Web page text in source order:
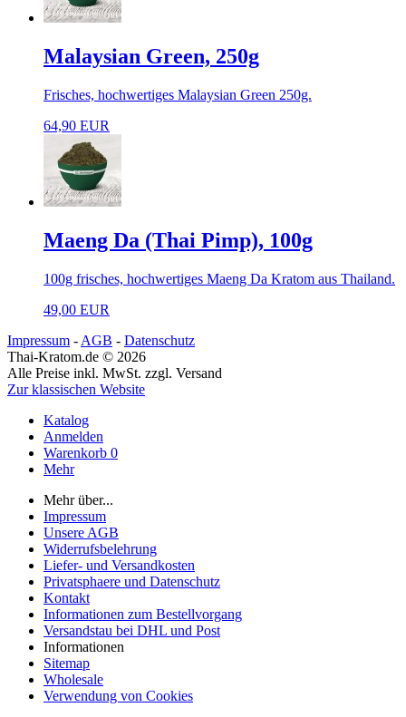
Malaysian Green, 250g
Frisches, hochwertiges Malaysian Green 250g.
64,90 EUR
Maeng Da (Thai Pimp), 100g
100g frisches, hochwertiges Maeng Da Kratom aus Thailand.
49,00 EUR
Impressum - AGB - Datenschutz
Thai-Kratom.de © 2026
Alle Preise inkl. MwSt. zzgl. Versand
Zur klassischen Website
Katalog
Anmelden
Warenkorb 0
Mehr
Mehr über...
Impressum
Unsere AGB
Widerrufsbelehrung
Liefer- und Versandkosten
Privatsphaere und Datenschutz
Kontakt
Informationen zum Bestellvorgang
Versandstau bei DHL und Post
Informationen
Sitemap
Wholesale
Verwendung von Cookies